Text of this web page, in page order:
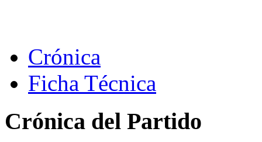
Crónica
Ficha Técnica
Crónica del Partido